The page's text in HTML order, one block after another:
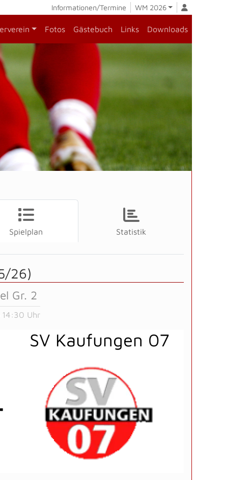
Informationen/Termine WM 2026
Fotos Gästebuch Links Downloads
Spielplan Statistik
26)
Gr. 2
14:30 Uhr
SV Kaufungen 07